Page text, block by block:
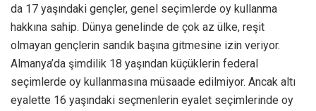
da 17 yaşındaki gençler, genel seçimlerde oy kullanma
hakkına sahip. Dünya genelinde de çok az ülke, reşit
olmayan gençlerin sandık başına gitmesine izin veriyor.
Almanya’da şimdilik 18 yaşından küçüklerin federal
seçimlerde oy kullanmasına müsaade edilmiyor. Ancak altı
eyalette 16 yaşındaki seçmenlerin eyalet seçimlerinde oy